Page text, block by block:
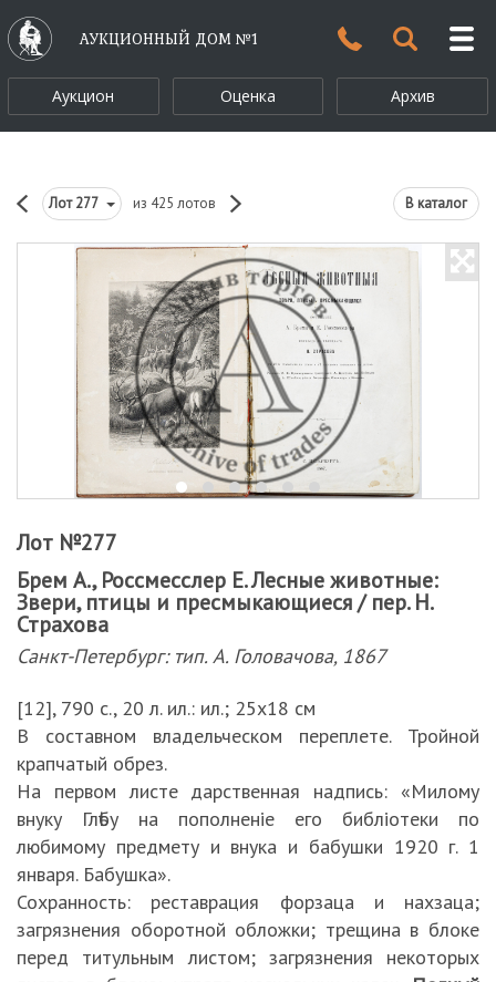
АУКЦИОННЫЙ ДОМ №1
Аукцион Оценка Архив
Лот277 из 425 лотов В каталог
Лот №277
Брем А., Россмесслер Е. Лесные животные:
Звери, птицы и пресмыкающиеся / пер. Н.
Страхова
Санкт-Петербург: тип. А. Головачова, 1867
[12], 790 с., 20 л. ил.: ил.; 25х18 см
В составном владельческом переплете. Тройной
крапчатый обрез.
На первом листе дарственная надпись: «Милому
внуку Глѣбу на пополненiе его библiотеки по
любимому предмету и внука и бабушки 1920 г. 1
января. Бабушка».
Сохранность: реставрация форзаца и нахзаца;
загрязнения оборотной обложки; трещина в блоке
перед титульным листом; загрязнения некоторых